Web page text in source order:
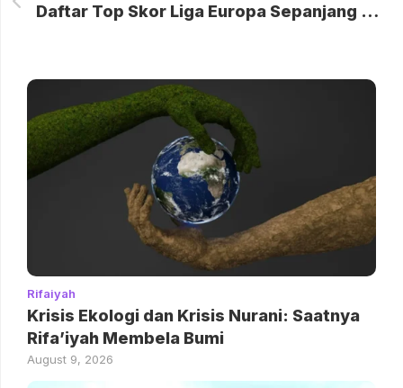
Daftar Top Skor Liga Europa Sepanjang Masa: Bisa Tebak?
Rifaiyah
Krisis Ekologi dan Krisis Nurani: Saatnya
Rifa’iyah Membela Bumi
August 9, 2026